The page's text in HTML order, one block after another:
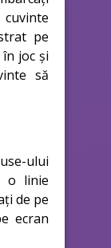
pe
joc și
să
ului
o linie
de pe
ecran